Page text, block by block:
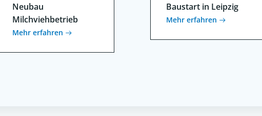
Neubau
Milchviehbetrieb
Mehr erfahren
Baustart in Leipzig
Mehr erfahren